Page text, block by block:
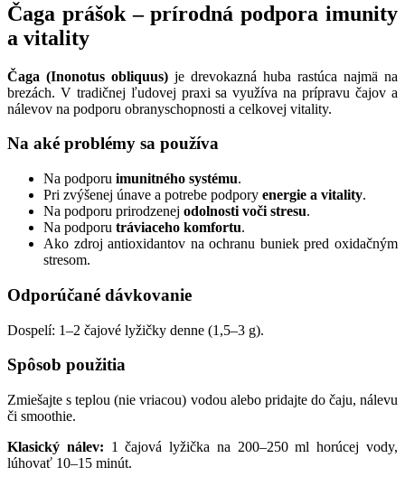
Čaga prášok – prírodná podpora imunity
a vitality
Čaga (Inonotus obliquus) je drevokazná huba rastúca najmä na
brezách. V tradičnej ľudovej praxi sa využíva na prípravu čajov a
nálevov na podporu obranyschopnosti a celkovej vitality.
Na aké problémy sa používa
Na podporu imunitného systému.
Pri zvýšenej únave a potrebe podpory energie a vitality.
Na podporu prirodzenej odolnosti voči stresu.
Na podporu tráviaceho komfortu.
Ako zdroj antioxidantov na ochranu buniek pred oxidačným
stresom.
Odporúčané dávkovanie
Dospelí: 1–2 čajové lyžičky denne (1,5–3 g).
Spôsob použitia
Zmiešajte s teplou (nie vriacou) vodou alebo pridajte do čaju, nálevu
či smoothie.
Klasický nálev: 1 čajová lyžička na 200–250 ml horúcej vody,
lúhovať 10–15 minút.